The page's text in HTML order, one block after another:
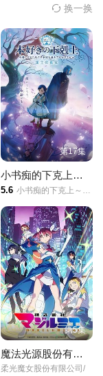
第21集
第24集
第27集
第30集
第33集
第36集
第39集
第43集
换一换
第17集
小书痴的下克上领主的养女
5.6 小书痴的下克上～为了成为图书管理员而不择手段～/第四季/本好きの下剋上～司書になるためには手段を選んでいられません～/
第5集
魔法光源股份有限公司第二季
柔光魔女股份有限公司/